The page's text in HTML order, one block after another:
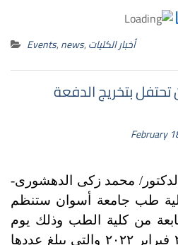
Events,news,أخبار الكليات
بتخريج الدفعة
February
محمد زكى الدهشورى-
طب جامعة أسوان ستنظم
من كلية الطب وذلك يوم
الأحد القادم الموافق ٢٠ فبراير ٢٠٢٢ والتى يبلغ عددها